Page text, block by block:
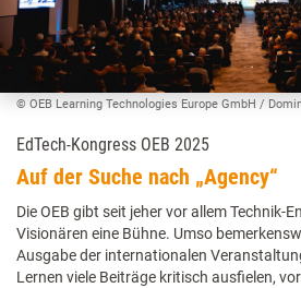
© OEB Learning Technologies Europe GmbH /
EdTech-Kongress OEB 2025
Auf der Suche nach „Agency“
Die OEB gibt seit jeher vor allem Technik-
Visionären eine Bühne. Umso
Ausgabe der internationalen
Lernen viele Beiträge kritisch ausfielen,